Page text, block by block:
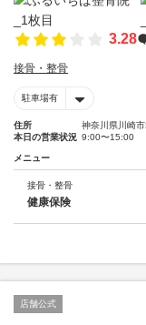
3.28
接骨・整骨
駐車場有
住所
神奈川県川崎
本日の営業状況 9:00〜15:00
メニュー
接骨・整骨
健康保険
店舗公式